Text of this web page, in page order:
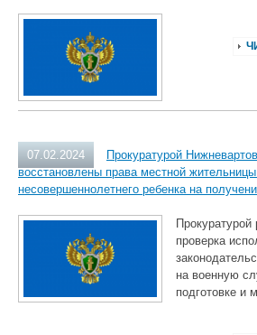
07.02.2024
Прокуратурой
восстановлены права местной
несовершеннолетнего ребенка на
проверка
на военную
подготовке и